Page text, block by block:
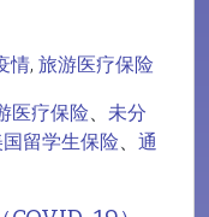
情, 旅游医疗保险
医疗保险、 未分
国留学生保险、 通